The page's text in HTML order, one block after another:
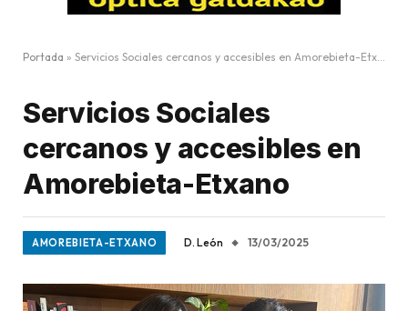
Portada » Servicios Sociales cercanos y accesibles en Amorebieta-Etxano
Servicios Sociales
cercanos y accesibles en
Amorebieta-Etxano
AMOREBIETA-ETXANO D. León 13/03/2025